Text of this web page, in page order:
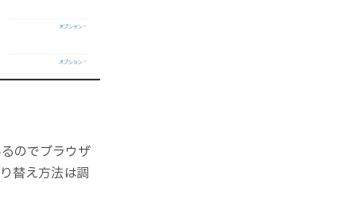
のでブラウザ
替え方法は調